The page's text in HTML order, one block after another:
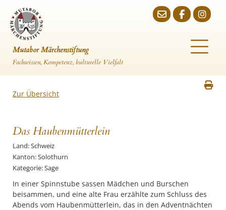
Mutabor Märchenstiftung
Fachwissen, Kompetenz, kulturelle Vielfalt
Zur Übersicht
Das Haubenmütterlein
Land: Schweiz
Kanton: Solothurn
Kategorie: Sage
In einer Spinnstube sassen Mädchen und Burschen
beisammen, und eine alte Frau erzählte zum Schluss des
Abends vom Haubenmütterlein, das in den Adventnächten